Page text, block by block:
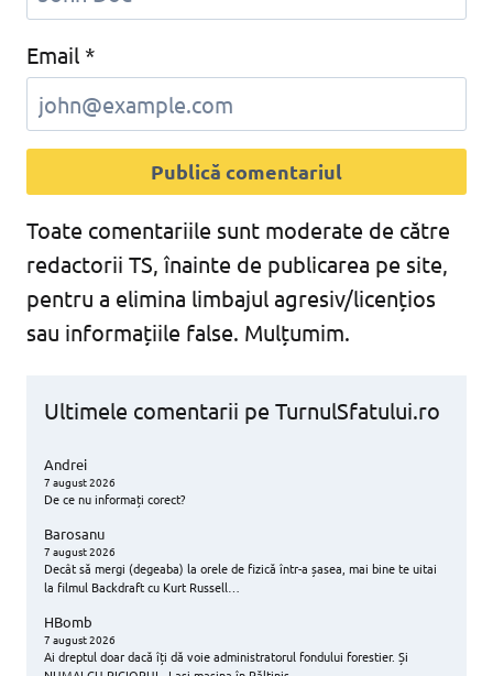
Email *
Toate comentariile sunt moderate de către
redactorii TS, înainte de publicarea pe site,
pentru a elimina limbajul agresiv/licențios
sau informațiile false. Mulțumim.
Ultimele comentarii pe TurnulSfatului.ro
Andrei
7 august 2026
De ce nu informați corect?
Barosanu
7 august 2026
Decât să mergi (degeaba) la orele de fizică într-a șasea, mai bine te uitai
la filmul Backdraft cu Kurt Russell…
HBomb
7 august 2026
Ai dreptul doar dacă îți dă voie administratorul fondului forestier. Și